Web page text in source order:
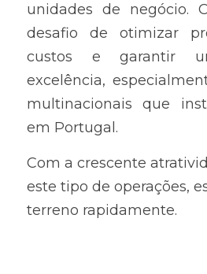
unidades de negócio.
desafio de otimizar
custos e garantir
excelência,
multinacionais que
em Portugal.
Com a crescente
este tipo de operações,
terreno rapidamente.